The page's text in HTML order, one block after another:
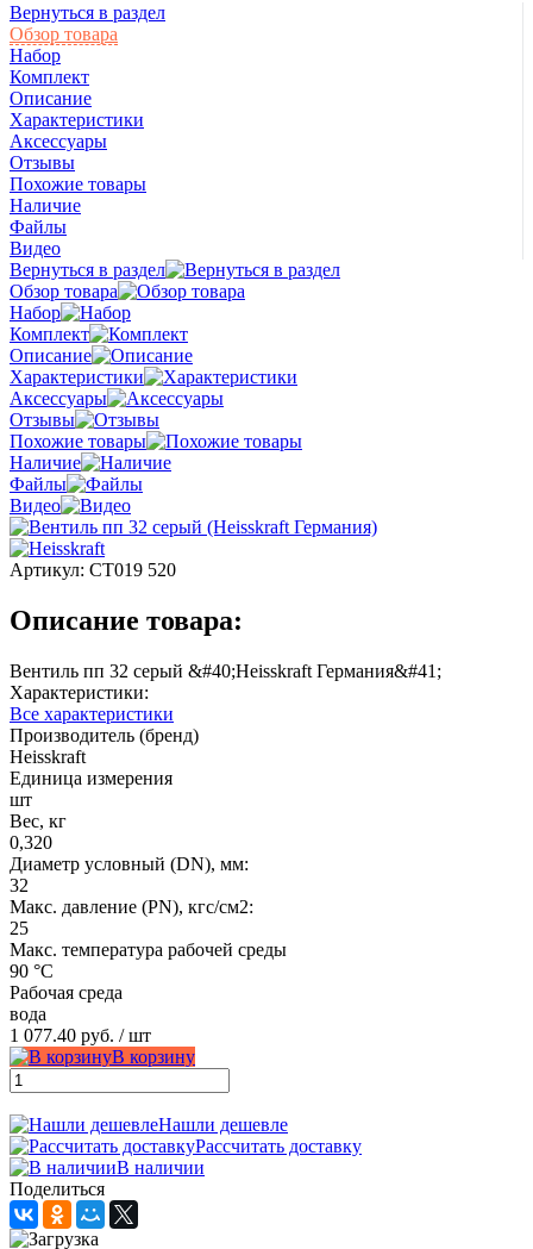
Вернуться в раздел
Обзор товара
Набор
Комплект
Описание
Характеристики
Аксессуары
Отзывы
Похожие товары
Наличие
Файлы
Видео
Вернуться в раздел
Обзор товара
Набор
Комплект
Описание
Характеристики
Аксессуары
Отзывы
Похожие товары
Наличие
Файлы
Видео
Артикул: СТ019 520
Описание товара:
Вентиль пп 32 серый &#40;Heisskraft Германия&#41;
Характеристики:
Все характеристики
Производитель (бренд)
Heisskraft
Единица измерения
шт
Вес, кг
0,320
Диаметр условный (DN), мм:
32
Макс. давление (PN), кгс/см2:
25
Макс. температура рабочей среды
90 °C
Рабочая среда
вода
1 077.40 руб. / шт
В корзину
Нашли дешевле
Рассчитать доставку
В наличии
Поделиться